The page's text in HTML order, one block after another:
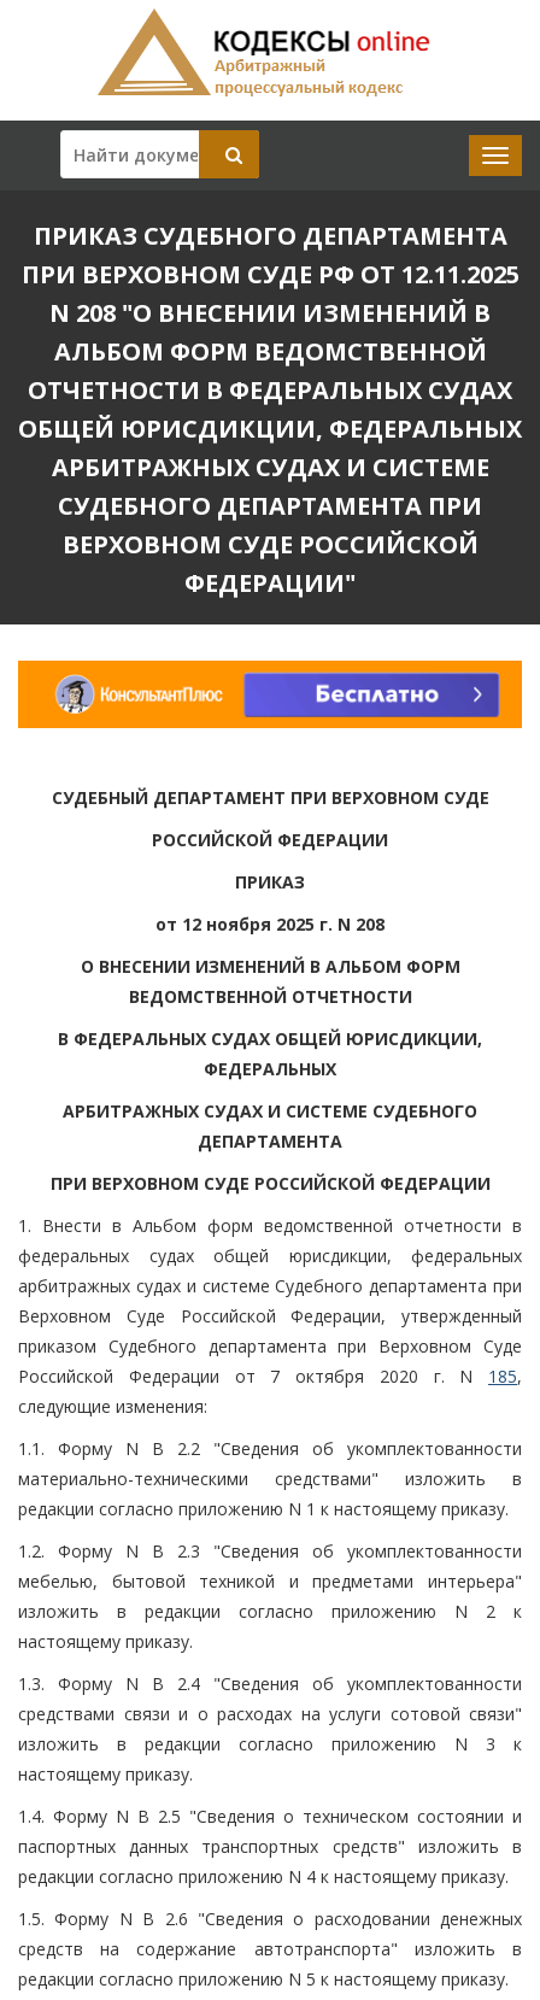
ПРИКАЗ СУДЕБНОГО ДЕПАРТАМЕНТА
ПРИ ВЕРХОВНОМ СУДЕ РФ ОТ 12.11.2025
N 208 "О ВНЕСЕНИИ ИЗМЕНЕНИЙ В
АЛЬБОМ ФОРМ ВЕДОМСТВЕННОЙ
ОТЧЕТНОСТИ В ФЕДЕРАЛЬНЫХ СУДАХ
ОБЩЕЙ ЮРИСДИКЦИИ, ФЕДЕРАЛЬНЫХ
АРБИТРАЖНЫХ СУДАХ И СИСТЕМЕ
СУДЕБНОГО ДЕПАРТАМЕНТА ПРИ
ВЕРХОВНОМ СУДЕ РОССИЙСКОЙ
ФЕДЕРАЦИИ"
СУДЕБНЫЙ ДЕПАРТАМЕНТ ПРИ ВЕРХОВНОМ СУДЕ
РОССИЙСКОЙ ФЕДЕРАЦИИ
ПРИКАЗ
от 12 ноября 2025 г. N 208
О ВНЕСЕНИИ ИЗМЕНЕНИЙ В АЛЬБОМ ФОРМ
ВЕДОМСТВЕННОЙ ОТЧЕТНОСТИ
В ФЕДЕРАЛЬНЫХ СУДАХ ОБЩЕЙ ЮРИСДИКЦИИ,
ФЕДЕРАЛЬНЫХ
АРБИТРАЖНЫХ СУДАХ И СИСТЕМЕ СУДЕБНОГО
ДЕПАРТАМЕНТА
ПРИ ВЕРХОВНОМ СУДЕ РОССИЙСКОЙ ФЕДЕРАЦИИ
1. Внести в Альбом форм ведомственной отчетности в
федеральных судах общей юрисдикции, федеральных
арбитражных судах и системе Судебного департамента при
Верховном Суде Российской Федерации, утвержденный
приказом Судебного департамента при Верховном Суде
Российской Федерации от 7 октября 2020 г. N 185,
следующие изменения:
1.1. Форму N В 2.2 "Сведения об укомплектованности
материально-техническими средствами" изложить в
редакции согласно приложению N 1 к настоящему приказу.
1.2. Форму N В 2.3 "Сведения об укомплектованности
мебелью, бытовой техникой и предметами интерьера"
изложить в редакции согласно приложению N 2 к
настоящему приказу.
1.3. Форму N В 2.4 "Сведения об укомплектованности
средствами связи и о расходах на услуги сотовой связи"
изложить в редакции согласно приложению N 3 к
настоящему приказу.
1.4. Форму N В 2.5 "Сведения о техническом состоянии и
паспортных данных транспортных средств" изложить в
редакции согласно приложению N 4 к настоящему приказу.
1.5. Форму N В 2.6 "Сведения о расходовании денежных
средств на содержание автотранспорта" изложить в
редакции согласно приложению N 5 к настоящему приказу.